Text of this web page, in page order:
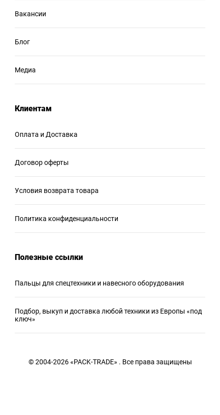
Вакансии
Блог
Медиа
Клиентам
Оплата и Доставка
Договор оферты
Условия возврата товара
Политика конфиденциальности
Полезные ссылки
Пальцы для спецтехники и навесного оборудования
Подбор, выкуп и доставка любой техники из Европы «под
ключ»
© 2004-2026 «PACK-TRADE» . Все права защищены